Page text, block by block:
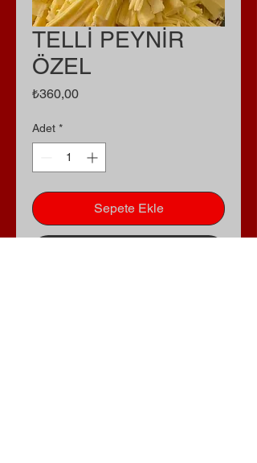
TELLİ PEYNİR
ÖZEL
₺360,00Fiyat
Adet *
Sepete Ekle